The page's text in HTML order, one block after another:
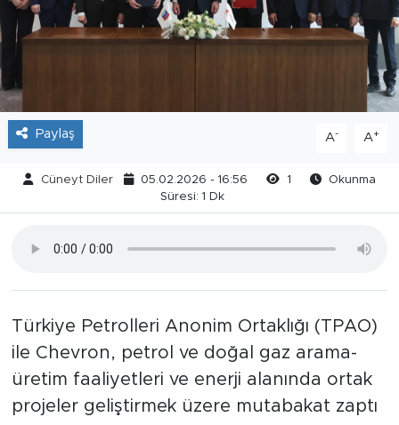
Paylaş A- A+
Cüneyt Diler 05.02.2026 - 16:56 1
Okunma
Süresi: 1 Dk
Türkiye Petrolleri Anonim Ortaklığı (TPAO)
ile Chevron, petrol ve doğal gaz arama-
üretim faaliyetleri ve enerji alanında ortak
projeler geliştirmek üzere mutabakat zaptı